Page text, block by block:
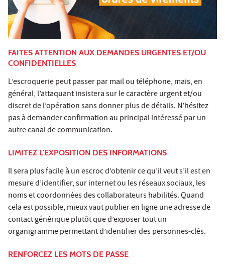
FAITES ATTENTION AUX DEMANDES URGENTES ET/OU
CONFIDENTIELLES
L’escroquerie peut passer par mail ou téléphone, mais, en
général, l’attaquant insistera sur le caractère urgent et/ou
discret de l’opération sans donner plus de détails. N’hésitez
pas à demander confirmation au principal intéressé par un
autre canal de communication.
LIMITEZ L'EXPOSITION DES INFORMATIONS
Il sera plus facile à un escroc d’obtenir ce qu’il veut s’il est en
mesure d’identifier, sur internet ou les réseaux sociaux, les
noms et coordonnées des collaborateurs habilités. Quand
cela est possible, mieux vaut publier en ligne une adresse de
contact générique plutôt que d’exposer tout un
organigramme permettant d’identifier des personnes-clés.
RENFORCEZ LES MOTS DE PASSE